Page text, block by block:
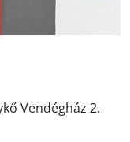
Vendégház 2.